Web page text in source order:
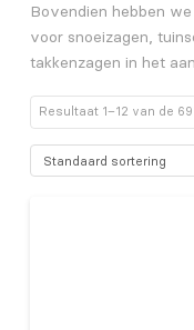
Bovendien hebben
voor snoeizagen,
takkenzagen in het
Resultaat 1–12 van de